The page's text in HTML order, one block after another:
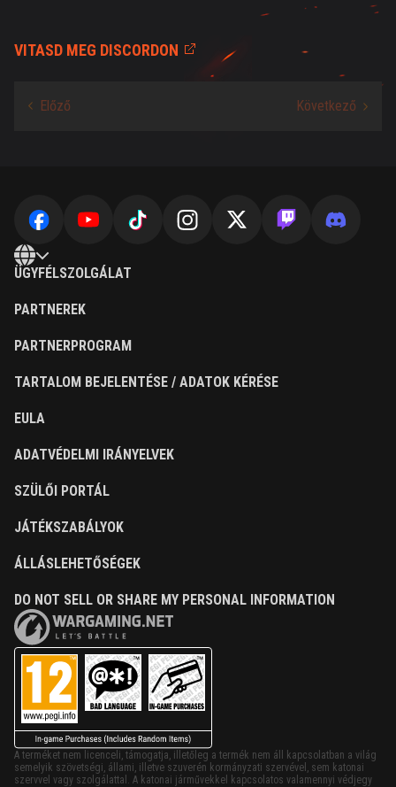
VITASD MEG DISCORDON
ÜGYFÉLSZOLGÁLAT
PARTNEREK
PARTNERPROGRAM
TARTALOM BEJELENTÉSE / ADATOK KÉRÉSE
EULA
ADATVÉDELMI IRÁNYELVEK
SZÜLŐI PORTÁL
JÁTÉKSZABÁLYOK
ÁLLÁSLEHETŐSÉGEK
DO NOT SELL OR SHARE MY PERSONAL INFORMATION
A terméket nem licenceli, támogatja, illetőleg a termék nem áll kapcsolatban a világ
semelyik szövetségi, állami, illetve szuverén kormányzati szervével, sem katonai
szervvel vagy szolgálattal. A katonai járművekkel kapcsolatos valamennyi védjegy